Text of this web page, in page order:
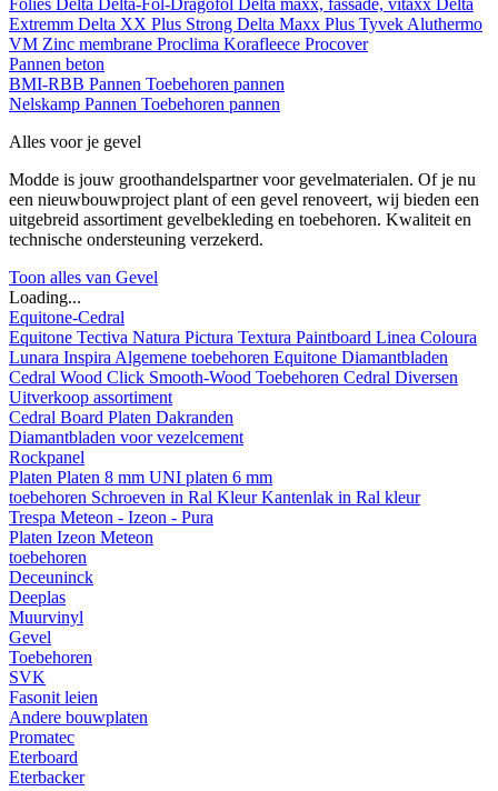
Folies Delta Delta-Fol-Dragofol Delta maxx, fassade, vitaxx Delta
Extremm Delta XX Plus Strong Delta Maxx Plus Tyvek Aluthermo
VM Zinc membrane Proclima Korafleece Procover
Pannen beton
BMI-RBB Pannen Toebehoren pannen
Nelskamp Pannen Toebehoren pannen
Alles voor je gevel
Modde is jouw groothandelspartner voor gevelmaterialen. Of je nu
een nieuwbouwproject plant of een gevel renoveert, wij bieden een
uitgebreid assortiment gevelbekleding en toebehoren. Kwaliteit en
technische ondersteuning verzekerd.
Toon alles van Gevel
Loading...
Equitone-Cedral
Equitone Tectiva Natura Pictura Textura Paintboard Linea Coloura
Lunara Inspira Algemene toebehoren Equitone Diamantbladen
Cedral Wood Click Smooth-Wood Toebehoren Cedral Diversen
Uitverkoop assortiment
Cedral Board Platen Dakranden
Diamantbladen voor vezelcement
Rockpanel
Platen Platen 8 mm UNI platen 6 mm
toebehoren Schroeven in Ral KleurKantenlak in Ral kleur
Trespa Meteon - Izeon - Pura
Platen Izeon Meteon
toebehoren
Deceuninck
Deeplas
Muurvinyl
Gevel
Toebehoren
SVK
Fasonit leien
Andere bouwplaten
Promatec
Eterboard
Eterbacker